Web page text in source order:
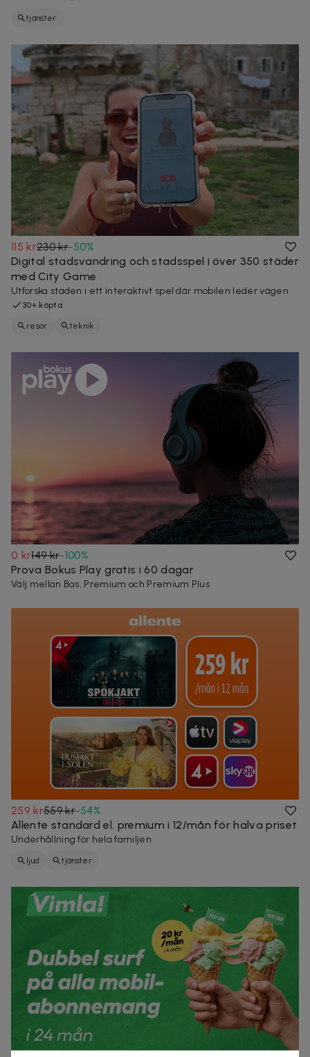
tjänster
115 kr230 kr-50%
Digital stadsvandring och stadsspel i över 350 städer
med City Game
Utforska staden i ett interaktivt spel där mobilen leder vägen
30+ köpta
resor teknik
0 kr149 kr-100%
Prova Bokus Play gratis i 60 dagar
Välj mellan Bas, Premium och Premium Plus
259 kr559 kr-54%
Allente standard el. premium i 12/mån för halva priset
Underhållning för hela familjen
ljud tjänster